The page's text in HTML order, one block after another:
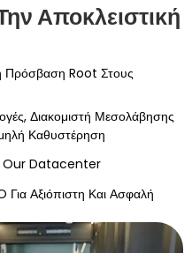
Αποκλειστική
Πρόσβαση Root Στους
Διακομιστή Μεσολάβησης
Καθυστέρηση
Datacenter
Αξιόπιστη Και Ασφαλή